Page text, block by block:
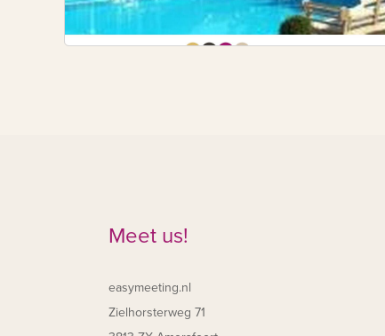
Meet us!
easymeeting.nl
Zielhorsterweg 71